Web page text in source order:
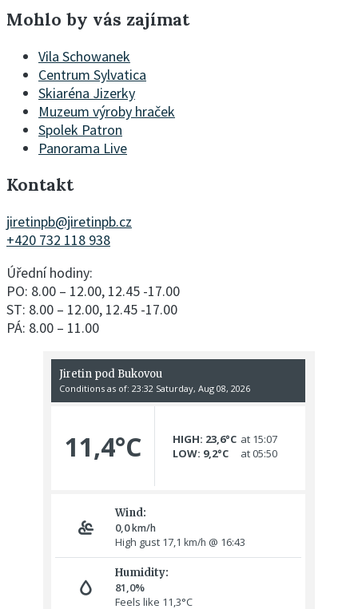
Mohlo by vás zajímat
Vila Schowanek
Centrum Sylvatica
Skiaréna Jizerky
Muzeum výroby hraček
Spolek Patron
Panorama Live
Kontakt
jiretinpb@jiretinpb.cz
+420 732 118 938
Úřední hodiny:
PO: 8.00 – 12.00, 12.45 -17.00
ST: 8.00 – 12.00, 12.45 -17.00
PÁ: 8.00 – 11.00